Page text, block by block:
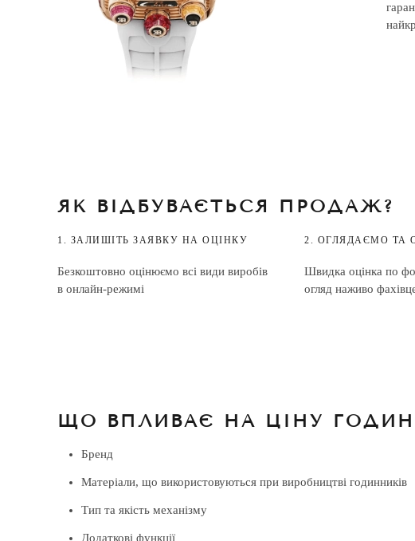
ЯК ВІДБУВАЄТЬСЯ ПРОДАЖ?
1. ЗАЛИШІТЬ ЗАЯВКУ НА ОЦІНКУ
Безкоштовно оцінюємо всі види виробів
в онлайн-режимі
2. ОГЛЯДАЄМО ТА
Швидка оцінка по
огляд наживо
ЩО ВПЛИВАЄ НА ЦІНУ
Бренд
Матеріали, що використовуються при виробництві годинників
Тип та якість механізму
Додаткові функції